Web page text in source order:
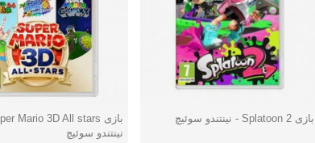
دوست داشتن بازی Splatoon 2 - نینتندو سوئیچ دوست داشتن
نینتندو سوئيچ